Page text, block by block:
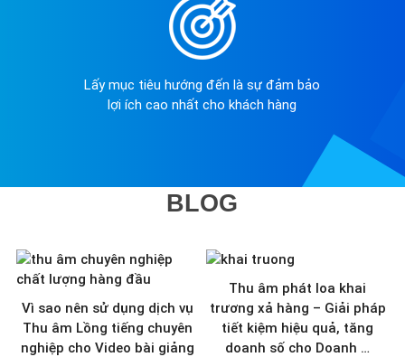
Lấy mục tiêu hướng đến là sự đảm bảo
lợi ích cao nhất cho khách hàng
BLOG
Vì sao nên sử dụng dịch vụ
Thu âm Lồng tiếng chuyên
nghiệp cho Video bài giảng
Thu âm phát loa khai
trương xả hàng – Giải pháp
tiết kiệm hiệu quả, tăng
doanh số cho Doanh …